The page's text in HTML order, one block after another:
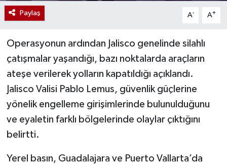
Paylaş A- A+
Operasyonun ardından Jalisco genelinde silahlı
çatışmalar yaşandığı, bazı noktalarda araçların
ateşe verilerek yolların kapatıldığı açıklandı.
Jalisco Valisi Pablo Lemus, güvenlik güçlerine
yönelik engelleme girişimlerinde bulunulduğunu
ve eyaletin farklı bölgelerinde olaylar çıktığını
belirtti.
Yerel basın, Guadalajara ve Puerto Vallarta’da